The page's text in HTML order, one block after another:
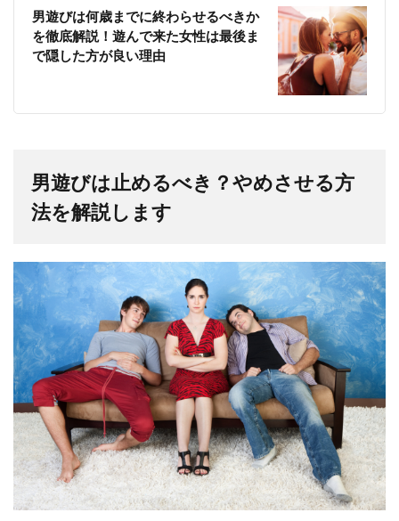
男遊びは何歳までに終わらせるべきか
を徹底解説！遊んで来た女性は最後ま
で隠した方が良い理由
男遊びは止めるべき？やめさせる方
法を解説します